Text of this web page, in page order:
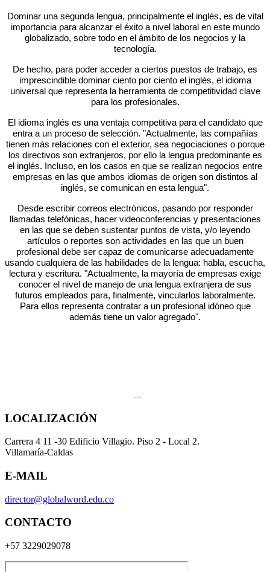
Dominar una segunda lengua, principalmente el inglés, es de vital
importancia para alcanzar el éxito a nivel laboral en este mundo
globalizado, sobre todo en el ámbito de los negocios y la
tecnología.
De hecho, para poder acceder a ciertos puestos de trabajo, es
imprescindible dominar ciento por ciento el inglés, el idioma
universal que representa la herramienta de competitividad clave
para los profesionales.
El idioma inglés es una ventaja competitiva para el candidato que
entra a un proceso de selección. "Actualmente, las compañías
tienen más relaciones con el exterior, sea negociaciones o porque
los directivos son extranjeros, por ello la lengua predominante es
el inglés. Incluso, en los casos en que se realizan negocios entre
empresas en las que ambos idiomas de origen son distintos al
inglés, se comunican en esta lengua".
Desde escribir correos electrónicos, pasando por responder
llamadas telefónicas, hacer videoconferencias y presentaciones
en las que se deben sustentar puntos de vista, y/o leyendo
artículos o reportes son actividades en las que un buen
profesional debe ser capaz de comunicarse adecuadamente
usando cualquiera de las habilidades de la lengua: habla, escucha,
lectura y escritura. "Actualmente, la mayoría de empresas exige
conocer el nivel de manejo de una lengua extranjera de sus
futuros empleados para, finalmente, vincularlos laboralmente.
Para ellos representa contratar a un profesional idóneo que
además tiene un valor agregado".
-->
LOCALIZACIÓN
Carrera 4 11 -30 Edificio Villagio. Piso 2 - Local 2.
Villamaría-Caldas
E-MAIL
director@globalword.edu.co
CONTACTO
+57 3229029078